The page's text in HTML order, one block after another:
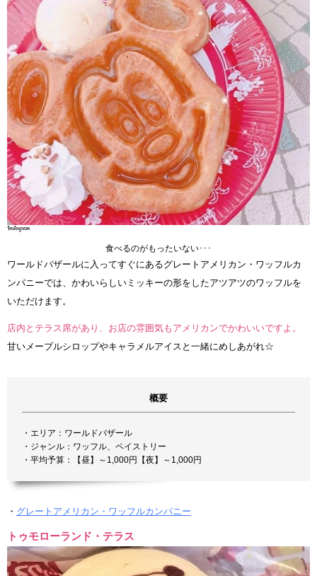
食べるのがもったいない･･･
ワールドバザールに入ってすぐにあるグレートアメリカン・ワッフルカ
ンパニーでは、かわいらしいミッキーの形をしたアツアツのワッフルを
いただけます。
店内とテラス席があり、お店の雰囲気もアメリカンでかわいいですよ。
甘いメープルシロップやキャラメルアイスと一緒にめしあがれ☆
概要
・エリア：ワールドバザール
・ジャンル：ワッフル、ペイストリー
・平均予算：【昼】～1,000円【夜】～1,000円
・ グレートアメリカン・ワッフルカンパニー
トゥモローランド・テラス